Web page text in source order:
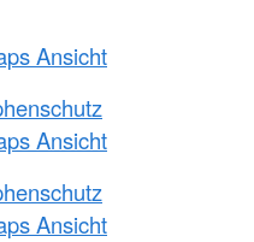
Ansicht
Ansicht
Ansicht